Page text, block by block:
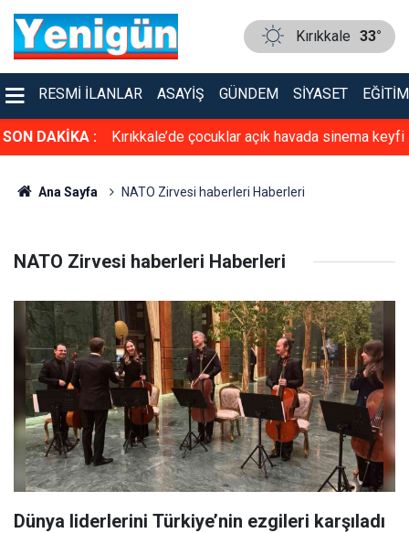
Kırıkkale 33°
RESMI İLANLAR ASAYIŞ GÜNDEM SIYASET EĞITIM
SON DAKİKA :
altında ölü Kırıkkale’de çocuklar açık havada sinema keyfi
Ana Sayfa NATO Zirvesi haberleri Haberleri
NATO Zirvesi haberleri Haberleri
Dünya liderlerini Türkiye’nin ezgileri karşıladı